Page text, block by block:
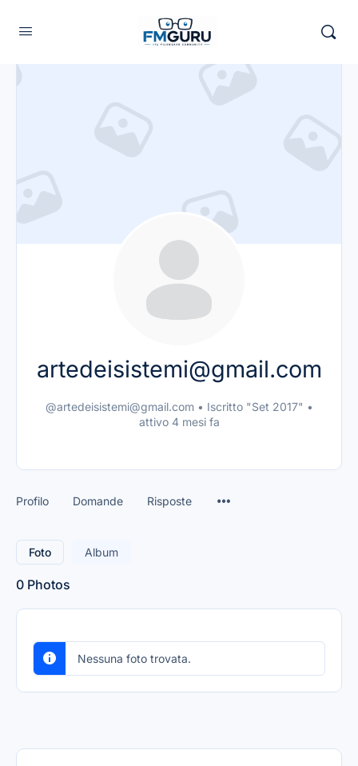
artedeisistemi@gmail.com
@artedeisistemi@gmail.com • Iscritto "Set 2017" •
attivo 4 mesi fa
Profilo Domande Risposte
Foto Album
0 Photos
Nessuna foto trovata.